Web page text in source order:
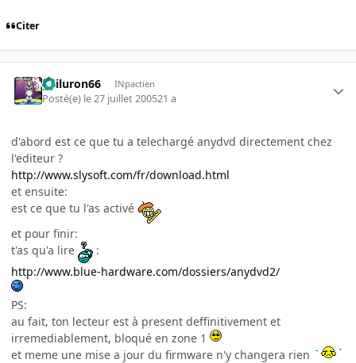
Citer
gailuron66 INpactien
Posté(e) le 27 juillet 200521 a
d'abord est ce que tu a telechargé anydvd directement chez
l'editeur ?
http://www.slysoft.com/fr/download.html
et ensuite:
est ce que tu l'as activé
et pour finir:
t'as qu'a lire
:
http://www.blue-hardware.com/dossiers/anydvd2/
PS:
au fait, ton lecteur est à present deffinitivement et
irremediablement, bloqué en zone 1
et meme une mise a jour du firmware n'y changera rien